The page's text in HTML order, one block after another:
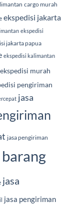
cargo murah
ekspedisi jakarta
ekspedisi
jakarta papua
ekspedisi kalimantan
ekspedisi murah
pengiriman
jasa
jasa pengiriman
jasa
jasa pengiriman